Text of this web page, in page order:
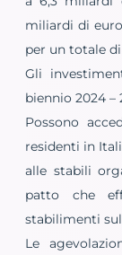
miliardi di
per un totale
Gli
biennio 2024 –
Possono
residenti in
alle stabili
patto che
stabilimenti
Le